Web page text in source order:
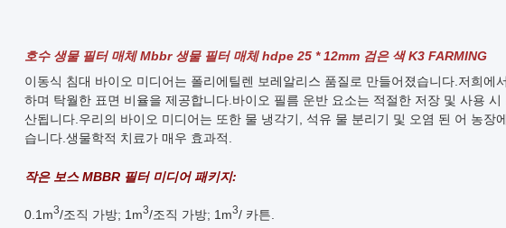
호수 생물 필터 매체 Mbbr 생물 필터 매체 hdpe 25 * 12mm 검은 색 K3 FARMING
이동식 침대 바이오 미디어는 폴리에틸렌 보레알리스 품질로 만들어졌습니다. 저희에
하며 탁월한 표면 비율을 제공합니다.바이오 필름 운반 요소는 적절한 저장 및 사용
산됩니다.우리의 바이오 미디어는 또한 물 냉각기, 석유 물 분리기 및 오염 된 어 농장
습니다.생물학적 치료가 매우 효과적.
작은 보스 MBBR 필터 미디어 패키지:
0.1m3/조직 가방; 1m3/조직 가방; 1m3/ 카튼.